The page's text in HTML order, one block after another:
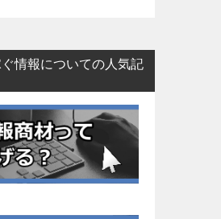
情報についての人気記